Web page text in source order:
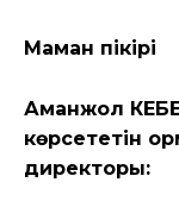
Маман пікірі
Аманжол
көрсететін
директоры: